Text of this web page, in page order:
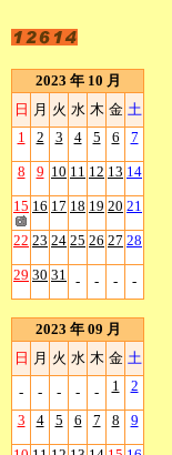
2023 年 10 月
日 月 火 水 木 金 土
1
2 3 4 5 6 7
8 9 10 11 12 13 14
15 16 17 18 19 20 21
22 23 24 25 26 27 28
29 30 31 - - - -
2023 年 09 月
日 月 火 水 木 金 土
- - - - - 1 2
3 4 5 6 7 8 9